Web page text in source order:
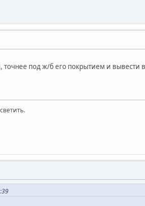
точнее под ж/б его покрытием и вывести